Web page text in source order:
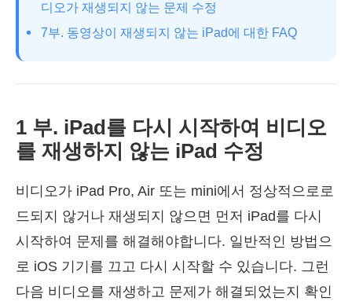
디오가 재생되지 않는 문제 수정
7부. 동영상이 재생되지 않는 iPad에 대한 FAQ
1 부. iPad를 다시 시작하여 비디오
를 재생하지 않는 iPad 수정
비디오가 iPad Pro, Air 또는 mini에서 정상적으로로
드되지 않거나 재생되지 않으면 먼저 iPad를 다시
시작하여 문제를 해결해야합니다. 일반적인 방법으
로 iOS 기기를 끄고 다시 시작할 수 있습니다. 그런
다음 비디오를 재생하고 문제가 해결되었는지 확인